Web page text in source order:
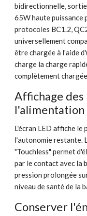
bidirectionnelle,
65W haute puissance
protocoles BC1.2,
universellement
être chargée à l'aide
charge la charge
complètement
Affichage
l'alimentation
L'écran LED affiche le
l'autonomie restante.
"Touchless" permet
par le contact avec la
pression prolongée
niveau de santé de la
Conserver